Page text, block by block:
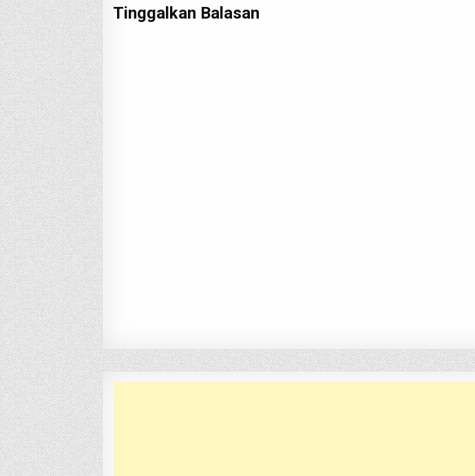
Tinggalkan Balasan